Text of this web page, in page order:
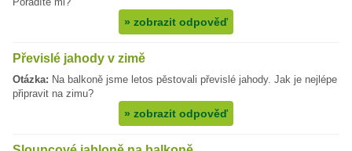
» zobrazit odpověď
Převislé jahody v zimě
Otázka: Na balkoně jsme letos pěstovali převislé jahody. Jak je nejlépe
připravit na zimu?
» zobrazit odpověď